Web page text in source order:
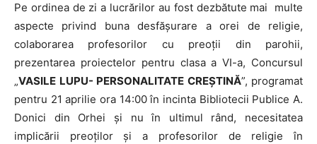
Pe ordinea de zi a lucrărilor au fost dezbătute mai multe
aspecte privind buna desfășurare a orei de religie,
colaborarea profesorilor cu preoții din parohii,
prezentarea proiectelor pentru clasa a VI-a, Concursul
„VASILE LUPU- PERSONALITATE CREŞTINĂ”, programat
pentru 21 aprilie ora 14:00 în incinta Bibliotecii Publice A.
Donici din Orhei și nu în ultimul rând, necesitatea
implicării preoților și a profesorilor de religie în